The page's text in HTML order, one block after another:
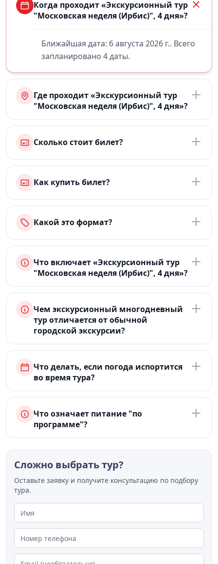
Когда проходит «Экскурсионный тур
"Московская неделя (Ирбис)", 4 дня»?
Ближайшая дата: 6 августа 2026 г.. Всего
запланировано 4 даты.
Где проходит «Экскурсионный тур
"Московская неделя (Ирбис)", 4 дня»?
Сколько стоит билет?
Как купить билет?
Какой это формат?
Что включает «Экскурсионный тур
"Московская неделя (Ирбис)", 4 дня»?
Чем экскурсионный многодневный
тур отличается от обычной
городской экскурсии?
Что делать, если погода испортится
во время тура?
Что означает питание "по
программе"?
Сложно выбрать тур?
Оставьте заявку и получите консультацию по подбору
тура.